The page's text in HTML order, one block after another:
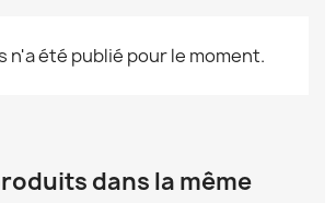
n'a été publié pour le moment.
dans la même